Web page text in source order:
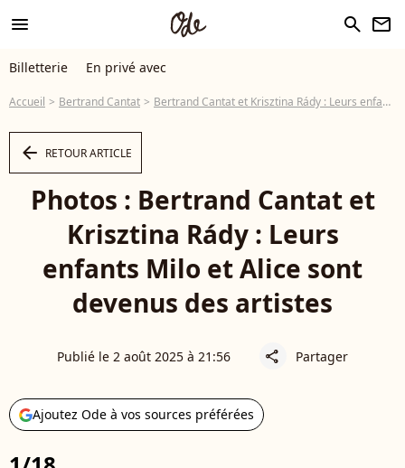
menu search newsletter
Billetterie En privé avec
Accueil Bertrand Cantat Bertrand Cantat et Krisztina Rády : Leurs enfants Milo et Alice sont devenus des artistes
arrow_left RETOUR ARTICLE
Photos : Bertrand Cantat et
Krisztina Rády : Leurs
enfants Milo et Alice sont
devenus des artistes
Publié le 2 août 2025 à 21:56 share Partager
Ajoutez Ode à vos sources préférées